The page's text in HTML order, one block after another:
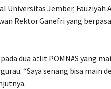
Universitas Jember, Fauziyah
Rektor Ganefri yang
dua atlit POMNAS yang
“Saya senang bisa main